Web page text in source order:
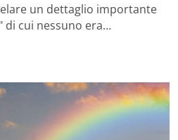
un dettaglio importante
di cui nessuno era…